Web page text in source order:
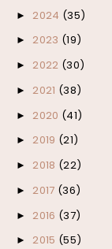
► 2024 (35)
► 2023 (19)
► 2022 (30)
► 2021 (38)
► 2020 (41)
► 2019 (21)
► 2018 (22)
► 2017 (36)
► 2016 (37)
► 2015 (55)